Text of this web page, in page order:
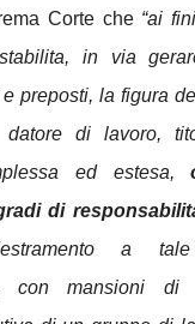
Corte che “ai
in via
preposti, la figura
di lavoro,
ed estesa,
di
a
con mansioni di